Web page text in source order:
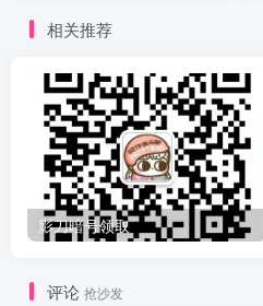
相关推荐
影刀暗号领取
评论 抢沙发